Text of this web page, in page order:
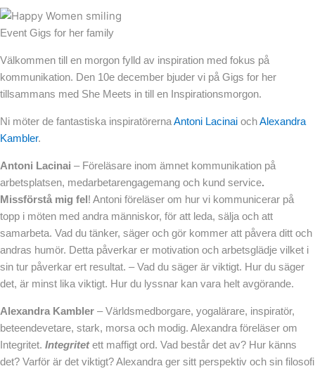
Event Gigs for her family
Välkommen till en morgon fylld av inspiration med fokus på
kommunikation. Den 10e december bjuder vi på Gigs for her
tillsammans med She Meets in till en Inspirationsmorgon.
Ni möter de fantastiska inspiratörernaAntoni Lacinai ochAlexandra
Kambler.
Antoni Lacinai – Föreläsare inom ämnet kommunikation på
arbetsplatsen, medarbetarengagemang och kund service.
Missförstå mig fel! Antoni föreläser om hur vi kommunicerar på
topp i möten med andra människor, för att leda, sälja och att
samarbeta. Vad du tänker, säger och gör kommer att påvera ditt och
andras humör. Detta påverkar er motivation och arbetsglädje vilket i
sin tur påverkar ert resultat. – Vad du säger är viktigt. Hur du säger
det, är minst lika viktigt. Hur du lyssnar kan vara helt avgörande.
Alexandra Kambler – Världsmedborgare, yogalärare, inspiratör,
beteendevetare, stark, morsa och modig. Alexandra föreläser om
Integritet. Integritet ett maffigt ord. Vad består det av? Hur känns
det? Varför är det viktigt? Alexandra ger sitt perspektiv och sin filosofi